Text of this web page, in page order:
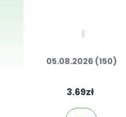
05.08.2026 (150)
3.69zł